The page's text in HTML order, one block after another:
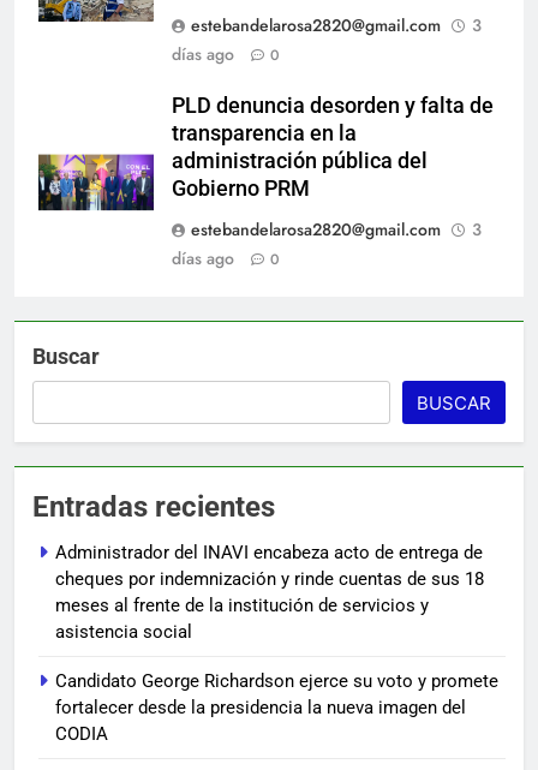
estebandelarosa2820@gmail.com
3
días ago
0
PLD denuncia desorden y falta de
transparencia en la
administración pública del
Gobierno PRM
estebandelarosa2820@gmail.com
3
días ago
0
Buscar
BUSCAR
Entradas recientes
Administrador del INAVI encabeza acto de entrega de
cheques por indemnización y rinde cuentas de sus 18
meses al frente de la institución de servicios y
asistencia social
Candidato George Richardson ejerce su voto y promete
fortalecer desde la presidencia la nueva imagen del
CODIA